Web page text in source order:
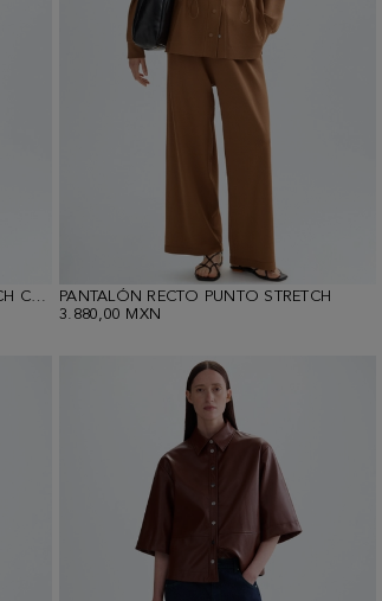
PANTALÓN ANCHO PUNTO STRETCH CÁLIDO
PANTALÓN RECTO PUNTO STRETCH
3.880,00 MXN